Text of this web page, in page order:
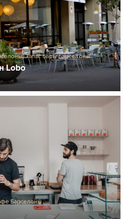
,Тапас бары Барселоны
Lobo
Барселоны